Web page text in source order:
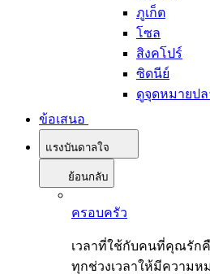
ภูเก็ต
โซล
สิงคโปร์
ซิดนีย์
ดูจุดหมายป
ข้อเสนอ
แรงบันดาลใจ
ย้อนกลับ
ครอบครัว
เวลาที่ใช้กับคนที่คุณรัก
ทุกช่วงเวลาให้มีความห